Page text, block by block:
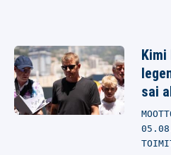
Kimi
sai